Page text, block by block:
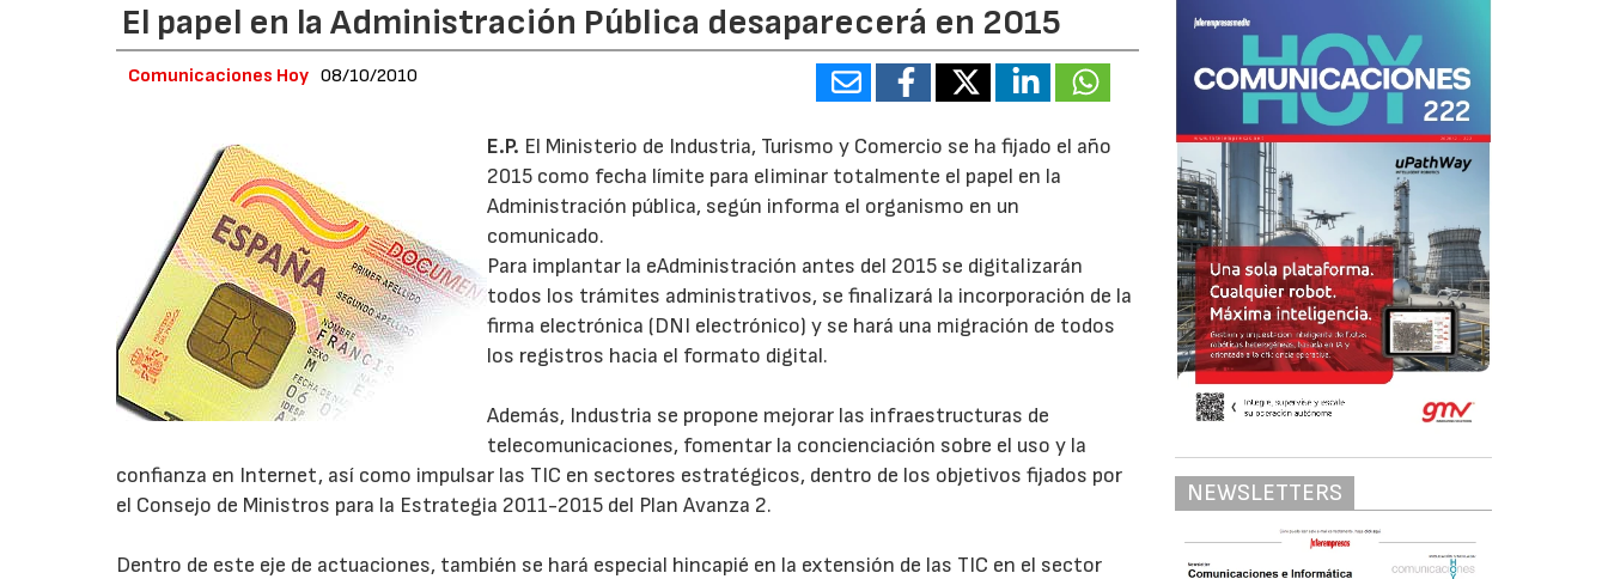
El papel en la Administración Pública desaparecerá en 2015
Comunicaciones Hoy 08/10/2010
E.P. El Ministerio de Industria, Turismo y Comercio se ha fijado el año
2015 como fecha límite para eliminar totalmente el papel en la
Administración pública, según informa el organismo en un
comunicado.
Para implantar la eAdministración antes del 2015 se digitalizarán
todos los trámites administrativos, se finalizará la incorporación de la
firma electrónica (DNI electrónico) y se hará una migración de todos
los registros hacia el formato digital.
Además, Industria se propone mejorar las infraestructuras de
telecomunicaciones, fomentar la concienciación sobre el uso y la
confianza en Internet, así como impulsar las TIC en sectores estratégicos, dentro de los objetivos fijados por
el Consejo de Ministros para la Estrategia 2011-2015 del Plan Avanza 2.
Dentro de este eje de actuaciones, también se hará especial hincapié en la extensión de las TIC en el sector
NEWSLETTERS